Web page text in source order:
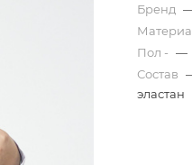
Бренд
Пол - —
Состав
эластан